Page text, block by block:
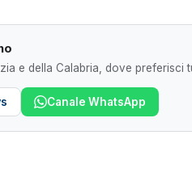
e della Calabria, dove preferisci
Canale WhatsApp